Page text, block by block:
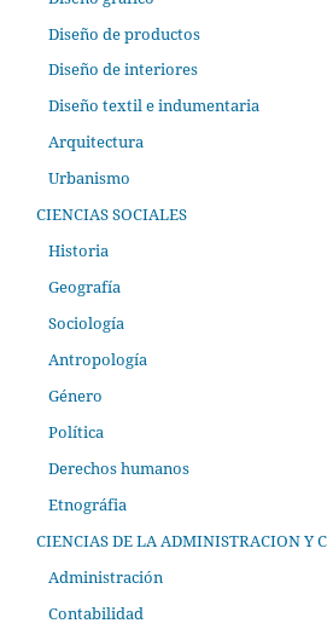
Diseño de productos
Diseño de interiores
Diseño textil e indumentaria
Arquitectura
Urbanismo
CIENCIAS SOCIALES
Historia
Geografía
Sociología
Antropología
Género
Política
Derechos humanos
Etnográfia
CIENCIAS DE LA ADMINISTRACION Y
Administración
Contabilidad